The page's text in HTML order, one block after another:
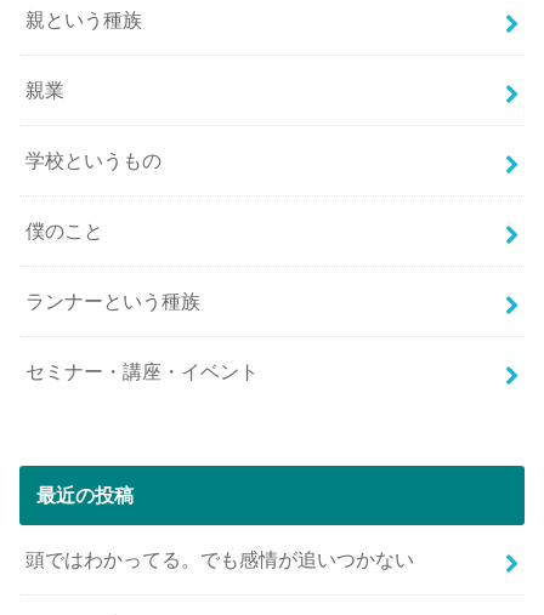
親という種族
親業
学校というもの
僕のこと
ランナーという種族
セミナー・講座・イベント
最近の投稿
頭ではわかってる。でも感情が追いつかない